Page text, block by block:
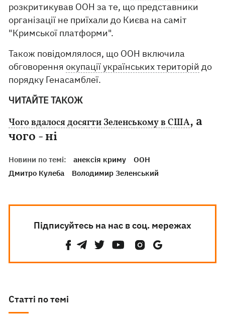
розкритикував ООН за те, що представники
організації не приїхали до Києва на саміт
"Кримської платформи".
Також повідомлялося, що ООН включила
обговоренняокупації українських територій до
порядку Генасамблеї.
ЧИТАЙТЕ ТАКОЖ
Чого вдалося досягти Зеленському в США, а
чого - ні
Новини по темі: анексія криму
ООН
Дмитро Кулеба
Володимир Зеленський
Підписуйтесь на нас в соц. мережах
Статті по темі